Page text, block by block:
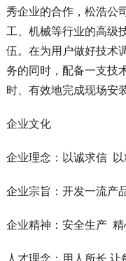
秀企业的合作，松浩公
工、机械等行业的高级
伍。在为用户做好技术
务的同时，配备一支技
时、有效地完成现场安
企业文化
企业理念：以诚求信
企业宗旨：开发一流产
企业精神：安全生产